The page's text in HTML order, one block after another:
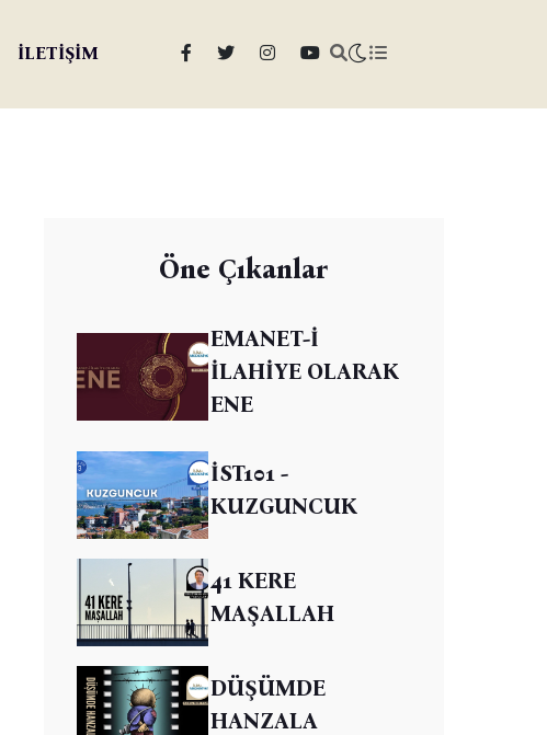
İLETİŞİM
Öne Çıkanlar
EMANET-İ
İLAHİYE OLARAK
ENE
İST101 -
KUZGUNCUK
41 KERE
MAŞALLAH
DÜŞÜMDE
HANZALA